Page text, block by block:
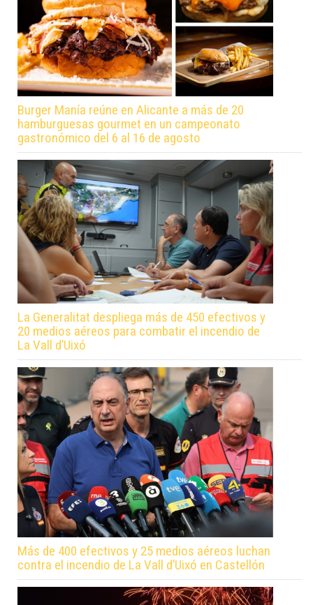
Burger Manía reúne en Alicante a más de 20
hamburguesas gourmet en un campeonato
gastronómico del 6 al 16 de agosto
La Generalitat despliega más de 450 efectivos y
20 medios aéreos para combatir el incendio de
La Vall d’Uixó
Más de 400 efectivos y 25 medios aéreos luchan
contra el incendio de La Vall d’Uixó en Castellón